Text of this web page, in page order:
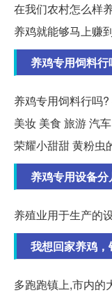
在我们农村怎么样
养鸡就能够马上赚
养鸡专用饲料
养鸡专用饲料行吗
美妆 美食 旅游 汽
荣耀小甜甜 黄粉虫
养鸡专用设备分
养殖业用于生产的
我想回家养鸡
多跑跑镇上,市内的